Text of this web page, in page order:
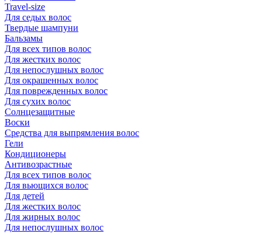
Travel-size
Для седых волос
Твердые шампуни
Бальзамы
Для всех типов волос
Для жестких волос
Для непослушных волос
Для окрашенных волос
Для поврежденных волос
Для сухих волос
Солнцезащитные
Воски
Средства для выпрямления волос
Гели
Кондиционеры
Антивозрастные
Для всех типов волос
Для вьющихся волос
Для детей
Для жестких волос
Для жирных волос
Для непослушных волос